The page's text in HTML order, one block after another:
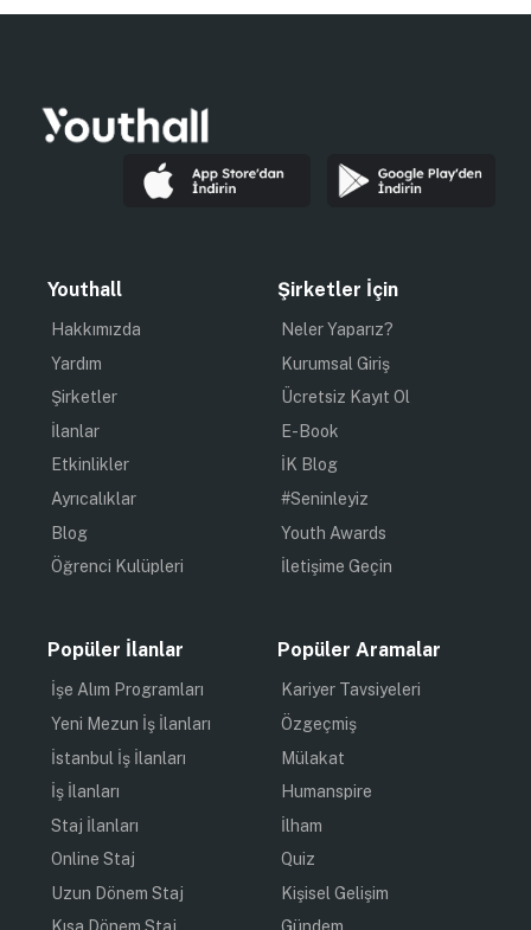
Youthall
Hakkımızda
Yardım
Şirketler
İlanlar
Etkinlikler
Ayrıcalıklar
Blog
Öğrenci Kulüpleri
Şirketler İçin
Neler Yaparız?
Kurumsal Giriş
Ücretsiz Kayıt Ol
E-Book
İK Blog
#Seninleyiz
Youth Awards
İletişime Geçin
Popüler İlanlar
İşe Alım Programları
Yeni Mezun İş İlanları
İstanbul İş İlanları
İş İlanları
Staj İlanları
Online Staj
Uzun Dönem Staj
Popüler Aramalar
Kariyer Tavsiyeleri
Özgeçmiş
Mülakat
Humanspire
İlham
Quiz
Kişisel Gelişim